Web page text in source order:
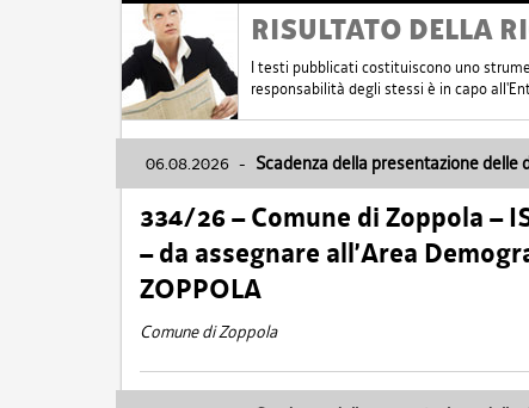
RISULTATO DELLA
I testi pubblicati costituiscono uno
responsabilità degli stessi è in capo
06.08.2026 - Scadenza della presentazione delle
334/26 – Comune di Zoppola –
– da assegnare all’Area
ZOPPOLA
Comune di Zoppola